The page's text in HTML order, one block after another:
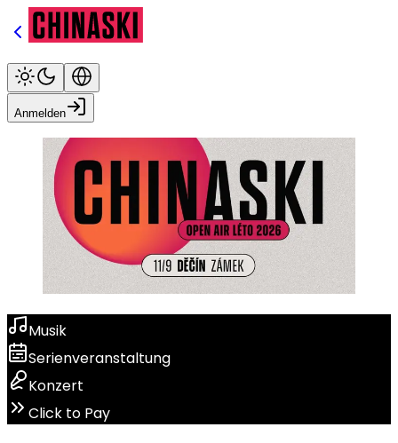
Anmelden
Musik
Serienveranstaltung
Konzert
Click to Pay